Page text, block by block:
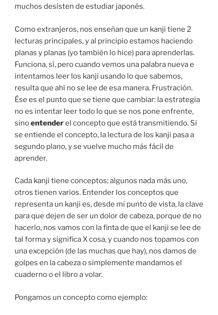
muchos desisten de estudiar japonés.
Como extranjeros, nos enseñan que un kanji tiene 2
lecturas principales, y al principio estamos haciendo
planas y planas (yo también lo hice) para aprenderlas.
Funciona, sí, pero cuando vemos una palabra nueva e
intentamos leer los kanji usando lo que sabemos,
resulta que ahí no se lee de esa manera. Frustración.
Ése es el punto que se tiene que cambiar: la estrategia
no es intentar leer todo lo que se nos pone enfrente,
sinoentenderel concepto que está transmitiendo. Si
se entiende el concepto, la lectura de los kanji pasa a
segundo plano, y se vuelve mucho más fácil de
aprender.
Cada kanji tiene conceptos; algunos nada más uno,
otros tienen varios. Entender los conceptos que
representa un kanji es, desde mi punto de vista, la clave
para que dejen de ser un dolor de cabeza, porque de no
hacerlo, nos vamos con la finta de que el kanji se lee de
tal forma y significa X cosa, y cuando nos topamos con
una excepción (de las muchas que hay), nos damos de
golpes en la cabeza o simplemente mandamos el
cuaderno o el libro a volar.
Pongamos un concepto como ejemplo: